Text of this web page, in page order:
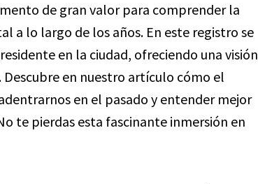
de gran valor para comprender la
a lo largo de los años. En este registro se
en la ciudad, ofreciendo una visión
en nuestro artículo cómo el
en el pasado y entender mejor
te pierdas esta fascinante inmersión en